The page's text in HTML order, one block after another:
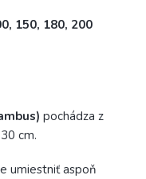
150, 180, 200
pochádza z
cm.
umiestniť aspoň